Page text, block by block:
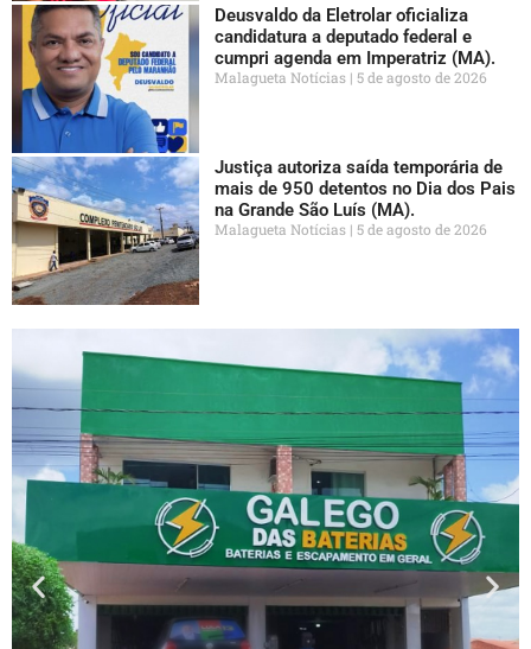
Deusvaldo da Eletrolar oficializa
candidatura a deputado federal e
cumpri agenda em Imperatriz (MA).
Malagueta Notícias 5 de agosto de 2026
Justiça autoriza saída temporária de
mais de 950 detentos no Dia dos Pais
na Grande São Luís (MA).
Malagueta Notícias 5 de agosto de 2026